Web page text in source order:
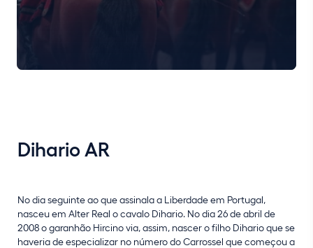
Dihario AR
No dia seguinte ao que assinala a Liberdade em Portugal,
nasceu em Alter Real o cavalo Dihario. No dia 26 de abril de
2008 o garanhão Hircino via, assim, nascer o filho Dihario que se
haveria de especializar no número do Carrossel que começou a